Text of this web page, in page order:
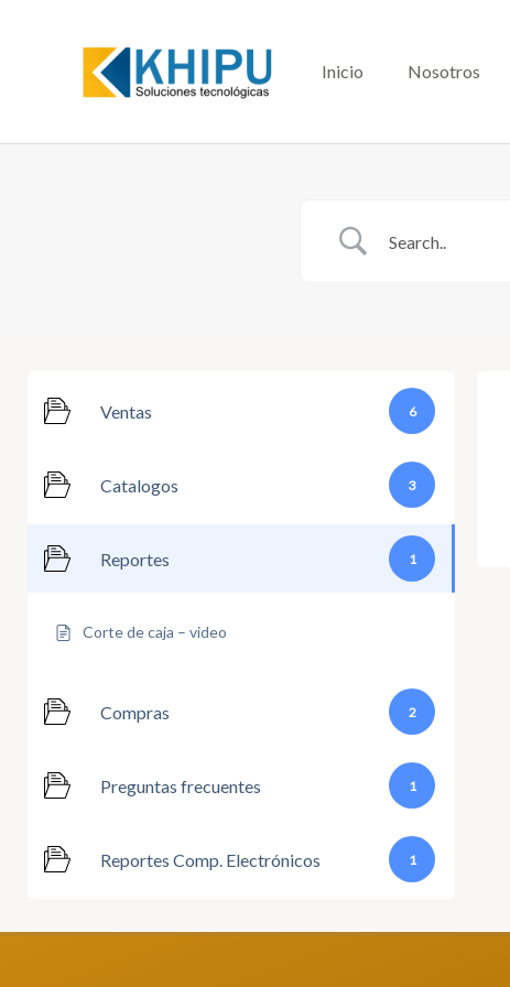
Inicio Nosotros
Ventas 6
Catalogos 3
Reportes 1
Corte de caja – video
Compras 2
Preguntas frecuentes 1
Reportes Comp. Electrónicos 1